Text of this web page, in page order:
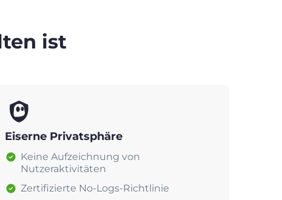
ist
Eiserne Privatsphäre
Keine Aufzeichnung von
Nutzeraktivitäten
Zertifizierte No-Logs-Richtlinie